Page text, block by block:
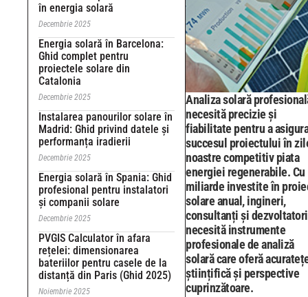
în energia solară
Decembrie 2025
Energia solară în Barcelona:
Ghid complet pentru
proiectele solare din
Catalonia
Decembrie 2025
Instalarea panourilor solare în
Madrid: Ghid privind datele și
performanța iradierii
Decembrie 2025
Energia solară în Spania: Ghid
profesional pentru instalatori
și companii solare
Decembrie 2025
PVGIS Calculator în afara
rețelei: dimensionarea
bateriilor pentru casele de la
distanță din Paris (Ghid 2025)
Noiembrie 2025
Analiza solară
necesită precizie și
fiabilitate pentru a asigura
succesul proiectului în
noastre competitiv piata
energiei regenerabile. Cu
miliarde investite în
solare anual, ingineri,
consultanți și dezvoltatori
necesită instrumente
profesionale de analiză
solară care oferă
științifică și perspective
cuprinzătoare.